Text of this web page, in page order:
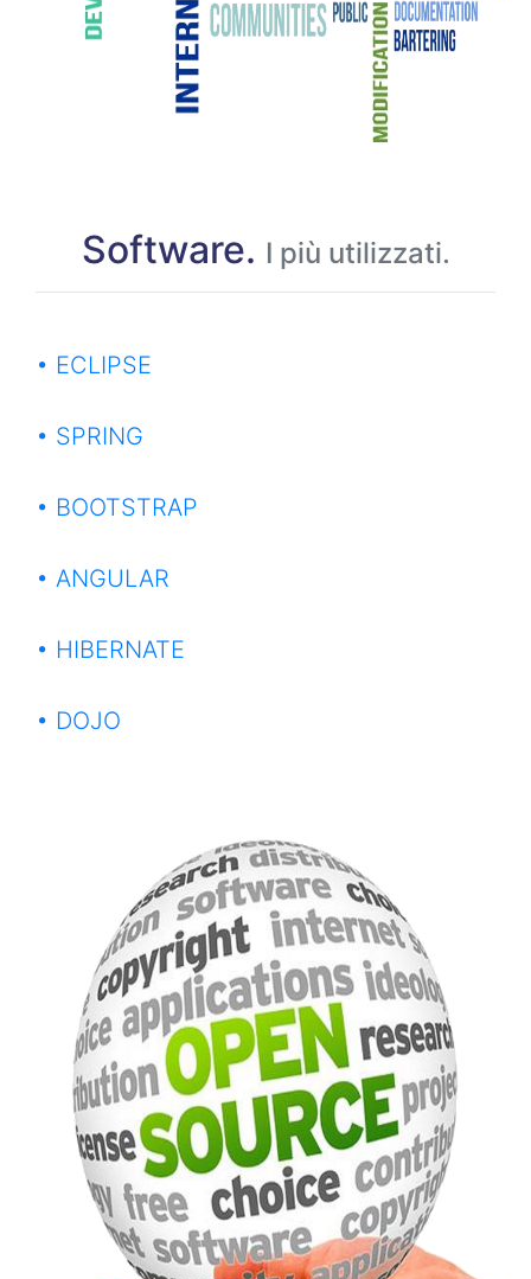
Software. I più utilizzati.
• ECLIPSE
• SPRING
• BOOTSTRAP
• ANGULAR
• HIBERNATE
• DOJO